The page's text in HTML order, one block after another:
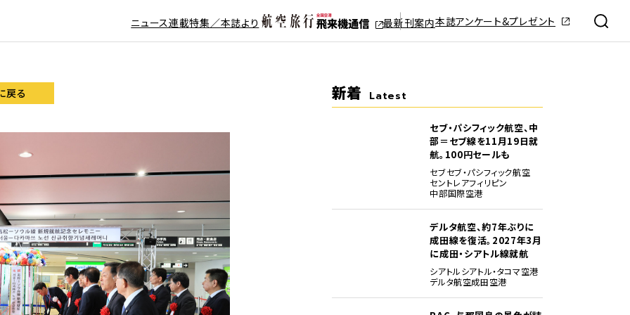
ニュース連載特集／本誌より 最新刊案内本誌アンケート&プレゼント
戻る 新着 Latest
セブ・パシフィック航空、中
部＝セブ線を11月19日就
航。100円セールも
セブセブ・パシフィック航空
セントレアフィリピン
中部国際空港
デルタ航空、約7年ぶりに
成田線を復活。2027年3月
に成田・シアトル線就航
シアトルシアトル・タコマ空港
デルタ航空成田空港